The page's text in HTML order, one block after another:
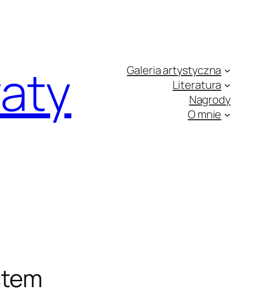
Galeria artystyczna
Literatura
Nagrody
O mnie